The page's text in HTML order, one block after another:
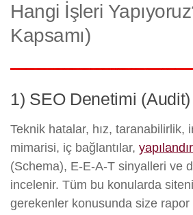
Hangi İşleri
Kapsamı)
1) SEO Denetimi (Audit)
Teknik hatalar, hız, taranabilirlik,
mimarisi, iç bağlantılar,
(Schema), E-E-A-T sinyalleri ve
incelenir. Tüm bu konularda
gerekenler konusunda size